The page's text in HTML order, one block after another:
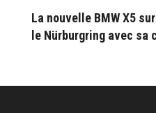
La nouvelle BMW X5
le Nürburgring avec sa